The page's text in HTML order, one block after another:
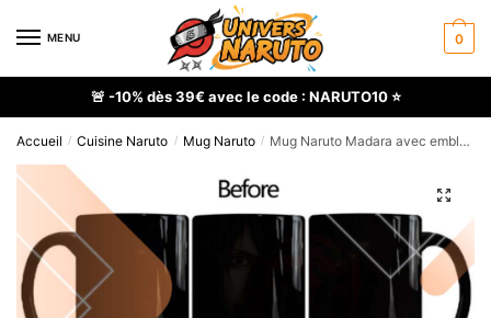
MENU 0
🚨 -10% dès 39€ avec le code : NARUTO10 ⭐
Accueil / Cuisine Naruto / Mug Naruto / Mug Naruto Madara avec emblème Uchiwa
🔍